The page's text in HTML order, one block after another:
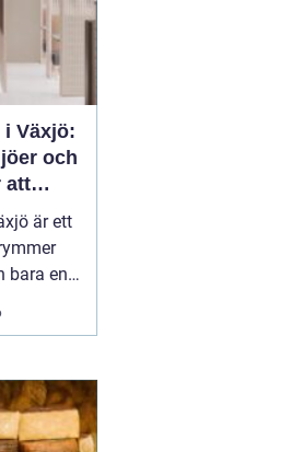
i Växjö:
och
att
är ett
bara en
visar
ihop